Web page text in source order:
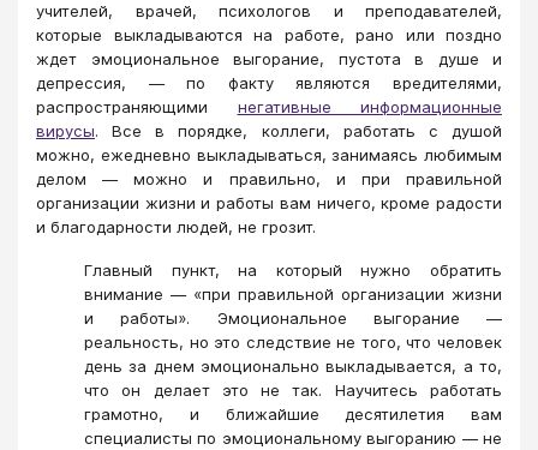
учителей, врачей, психологов и преподавателей,
которые выкладываются на работе, рано или поздно
ждет эмоциональное выгорание, пустота в душе и
депрессия, — по факту являются вредителями,
распространяющими негативные информационные
вирусы. Все в порядке, коллеги, работать с душой
можно, ежедневно выкладываться, занимаясь любимым
делом — можно и правильно, и при правильной
организации жизни и работы вам ничего, кроме радости
и благодарности людей, не грозит.
Главный пункт, на который нужно обратить
внимание — «при правильной организации жизни
и работы». Эмоциональное выгорание —
реальность, но это следствие не того, что человек
день за днем эмоционально выкладывается, а то,
что он делает это не так. Научитесь работать
грамотно, и ближайшие десятилетия вам
специалисты по эмоциональному выгоранию — не